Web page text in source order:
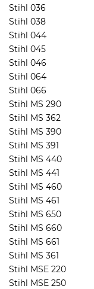
Stihl 036
Stihl 038
Stihl 044
Stihl 045
Stihl 046
Stihl 064
Stihl 066
Stihl MS 290
Stihl MS 362
Stihl MS 390
Stihl MS 391
Stihl MS 440
Stihl MS 441
Stihl MS 460
Stihl MS 461
Stihl MS 650
Stihl MS 660
Stihl MS 661
Stihl MS 361
Stihl MSE 220
Stihl MSE 250